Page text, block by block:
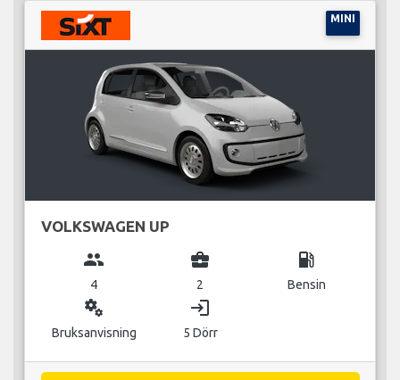
MINI
VOLKSWAGEN UP
group
4
business_center
2
local_gas_station
Bensin
miscellaneous_services
Bruksanvisning
login
5 Dörr